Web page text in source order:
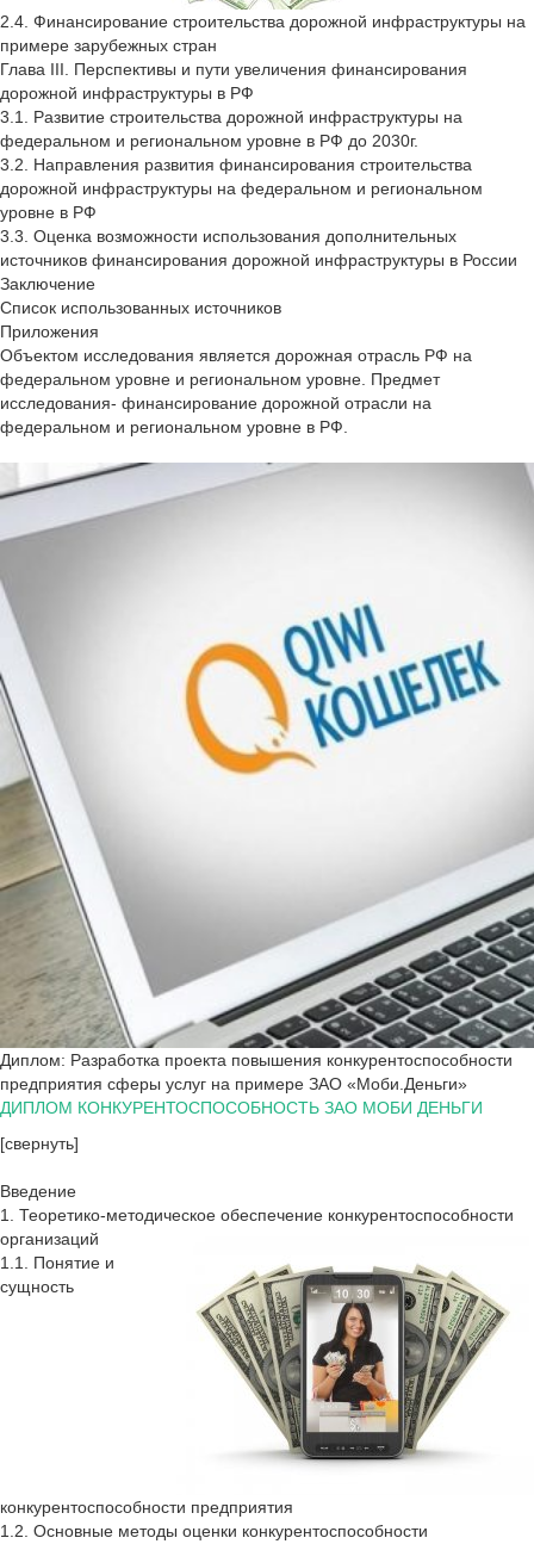
2.4. Финансирование строительства дорожной инфраструктуры на
примере зарубежных стран
Глава III. Перспективы и пути увеличения финансирования
дорожной инфраструктуры в РФ
3.1. Развитие строительства дорожной инфраструктуры на
федеральном и региональном уровне в РФ до 2030г.
3.2. Направления развития финансирования строительства
дорожной инфраструктуры на федеральном и региональном
уровне в РФ
3.3. Оценка возможности использования дополнительных
источников финансирования дорожной инфраструктуры в России
Заключение
Список использованных источников
Приложения
Объектом исследования является дорожная отрасль РФ на
федеральном уровне и региональном уровне. Предмет
исследования- финансирование дорожной отрасли на
федеральном и региональном уровне в РФ.
Диплом: Разработка проекта повышения конкурентоспособности
предприятия сферы услуг на примере ЗАО «Моби.Деньги»
ДИПЛОМ КОНКУРЕНТОСПОСОБНОСТЬ ЗАО МОБИ ДЕНЬГИ
[свернуть]
Введение
1. Теоретико-методическое обеспечение конкурентоспособности
организаций
1.1. Понятие и
сущность
конкурентоспособности предприятия
1.2. Основные методы оценки конкурентоспособности